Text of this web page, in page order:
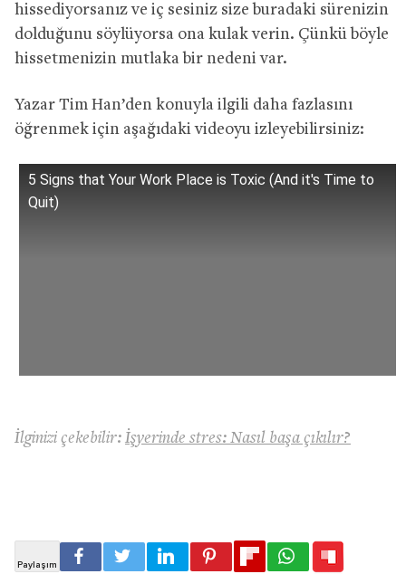
hissediyorsanız ve iç sesiniz size buradaki sürenizin
dolduğunu söylüyorsa ona kulak verin. Çünkü böyle
hissetmenizin mutlaka bir nedeni var.
Yazar Tim Han’den konuyla ilgili daha fazlasını
öğrenmek için aşağıdaki videoyu izleyebilirsiniz:
5 Signs that Your Work Place is Toxic (And it's Time to
Quit)
İlginizi çekebilir: İşyerinde stres: Nasıl başa çıkılır?